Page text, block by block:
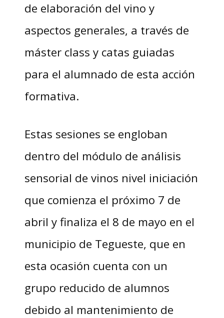
de elaboración del vino y
aspectos generales, a través de
máster class y catas guiadas
para el alumnado de esta acción
formativa.
Estas sesiones se engloban
dentro del módulo de análisis
sensorial de vinos nivel iniciación
que comienza el próximo 7 de
abril y finaliza el 8 de mayo en el
municipio de Tegueste, que en
esta ocasión cuenta con un
grupo reducido de alumnos
debido al mantenimiento de